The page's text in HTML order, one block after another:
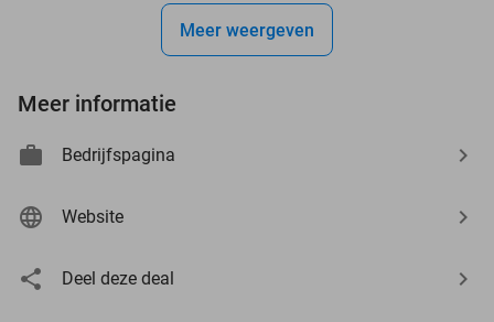
Meer weergeven
Meer informatie
Bedrijfspagina
Website
Deel deze deal